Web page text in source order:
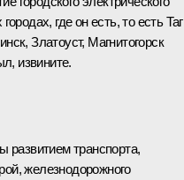
где он есть, то есть
Златоуст, Магнитогорск
извините.
развитием транспорта,
железнодорожного